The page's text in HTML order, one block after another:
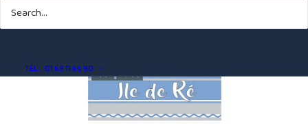
TÉL. : 01 69 11 66 90